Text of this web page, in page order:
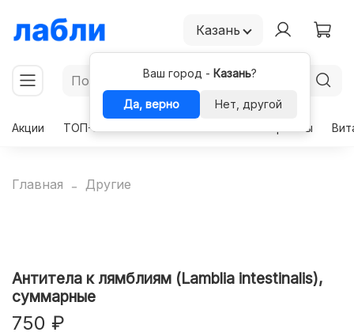
Казань
Ваш город - Казань?
Да, верно
Нет, другой
Акции
ТОП-50 Гормоны
Главная Другие
Антитела к лямблиям (Lamblia intestinalis),
суммарные
750 ₽